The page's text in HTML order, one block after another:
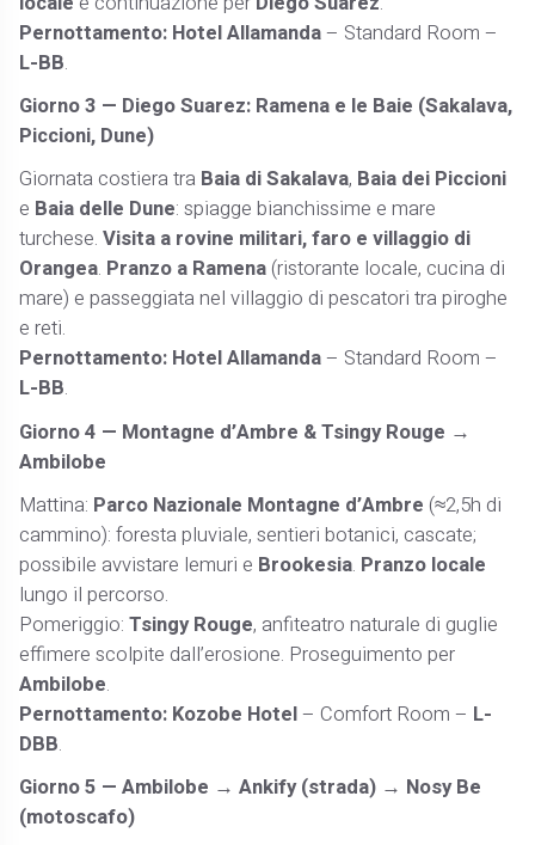
Pernottamento: Hotel Allamanda– Standard Room –
L-BB.
Giorno 3 — Diego Suarez: Ramena e le Baie (Sakalava,
Piccioni, Dune)
Giornata costiera tra Baia di Sakalava, Baia dei Piccioni
e Baia delle Dune: spiagge bianchissime e mare
turchese.Visita a rovine militari, faro e villaggio di
Orangea. Pranzo a Ramena (ristorante locale, cucina di
mare) e passeggiata nel villaggio di pescatori tra piroghe
e reti.
Pernottamento: Hotel Allamanda– Standard Room –
L-BB.
Giorno 4 — Montagne d’Ambre & Tsingy Rouge →
Ambilobe
Mattina: Parco Nazionale Montagne d’Ambre (≈2,5h di
cammino): foresta pluviale, sentieri botanici, cascate;
possibile avvistare lemuri e Brookesia. Pranzo locale
lungo il percorso.
Pomeriggio:Tsingy Rouge, anfiteatro naturale di guglie
effimere scolpite dall’erosione. Proseguimento per
Ambilobe.
Pernottamento: Kozobe Hotel– Comfort Room – L-
DBB.
Giorno 5 — Ambilobe → Ankify (strada) → Nosy Be
(motoscafo)